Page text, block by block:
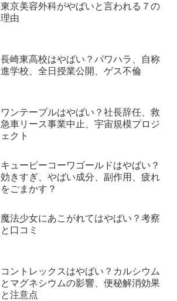
東京美容外科がやばいと言われる７の
理由
長崎東高校はやばい？パワハラ、自称
進学校、全日授業公開、ゲス不倫
ワンテーブルはやばい？社長辞任、救
急車リース事業中止、宇宙規模プロジ
ェクト
キューピーコーワゴールドはやばい？
効きすぎ、やばい成分、副作用、疲れ
をごまかす？
魔法少女にあこがれてはやばい？考察
と口コミ
コントレックスはやばい？カルシウム
とマグネシウムの影響、便秘解消効果
と注意点